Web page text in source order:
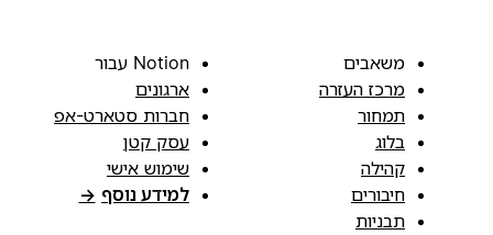
משאבים
מרכז העזרה
תמחור
בלוג
קהילה
חיבורים
תבניות
Notion עבור
ארגונים
חברות סטארט-אפ
עסק קטן
שימוש אישי
למידע נוסף →